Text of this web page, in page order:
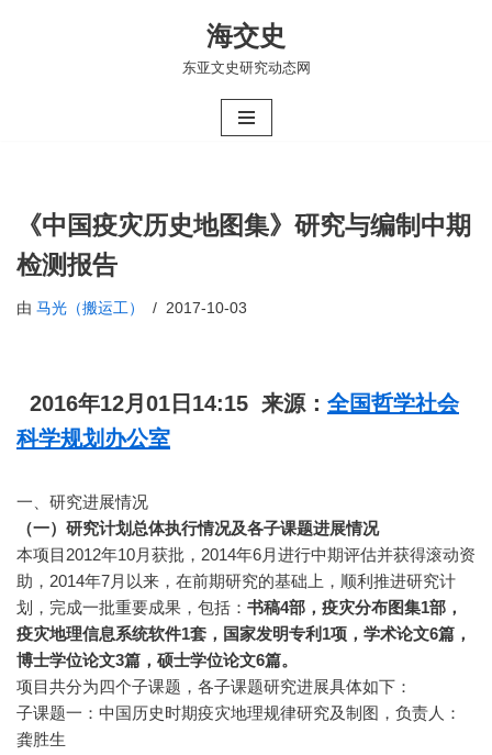
海交史
东亚文史研究动态网
《中国疫灾历史地图集》研究与编制中期
检测报告
由 马光（搬运工） 2017-10-03
2016年12月01日14:15 来源： 全国哲学社会
科学规划办公室
一、研究进展情况
（一）研究计划总体执行情况及各子课题进展情况
本项目2012年10月获批，2014年6月进行中期评估并获得滚动资
助，2014年7月以来，在前期研究的基础上，顺利推进研究计
划，完成一批重要成果，包括： 书稿4部，疫灾分布图集1部，
疫灾地理信息系统软件1套，国家发明专利 1项，学术论文6篇，
博士学位论文3篇，硕士学位论文6篇。
项目共分为四个子课题，各子课题研究进展具体如下：
子课题一：中国历史时期疫灾地理规律研究及制图，负责人：
龚胜生